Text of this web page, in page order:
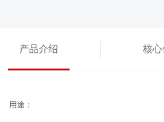
产品介绍 核
用途：